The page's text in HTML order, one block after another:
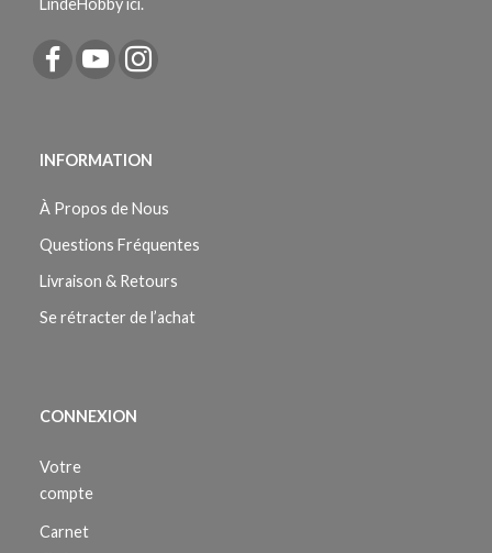
INFORMATION
À Propos de Nous
Questions Fréquentes
Livraison & Retours
Se rétracter de l’achat
CONNEXION
Votre
compte
Carnet